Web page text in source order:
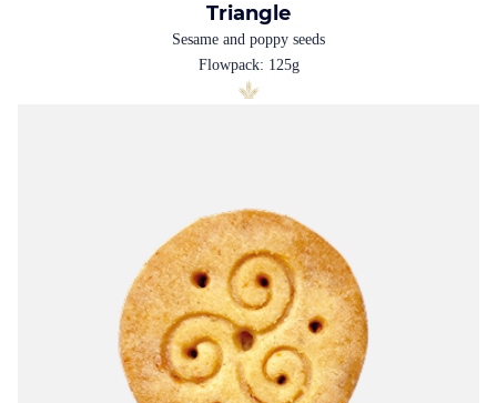
Triangle
Sesame and poppy seeds
Flowpack: 125g